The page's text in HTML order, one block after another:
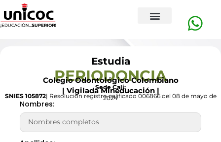
Estudia
PERIODONCIA
Colegio Odontológico Colombiano
| Vigilada Mineducación |
Sede Cali:
SNIES 105872| Resolución registro calificado 006866 del 08 de mayo de
2024
Nombres: